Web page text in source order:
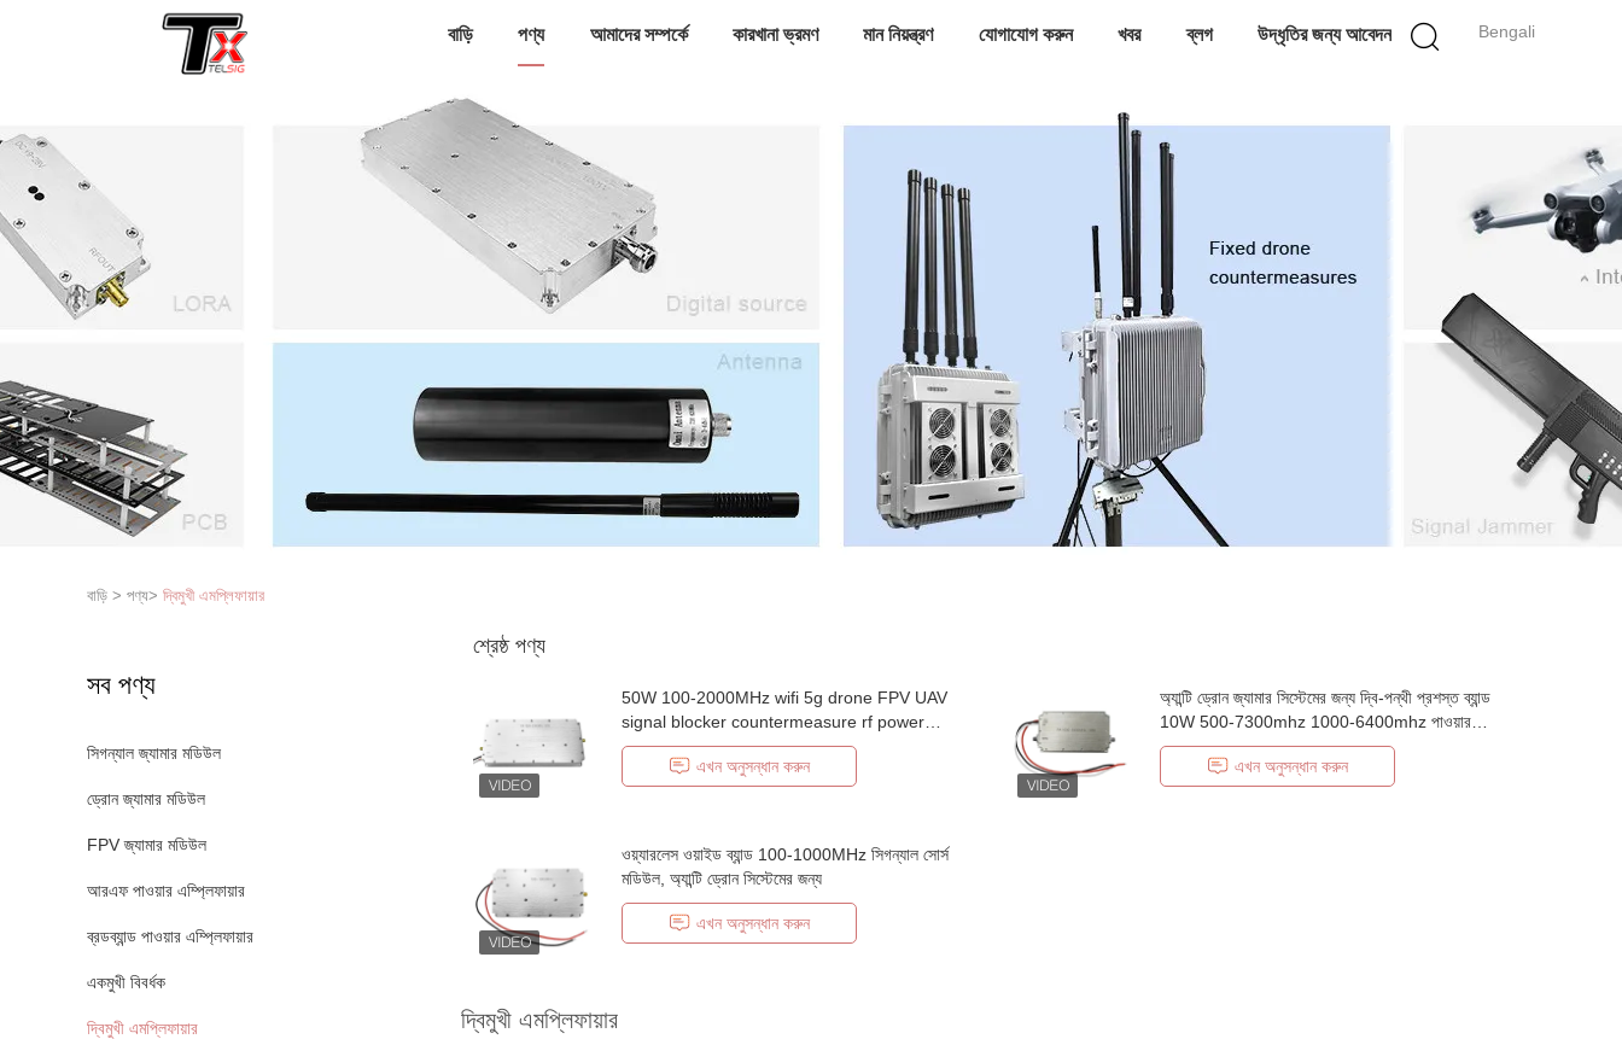
Bengali
বাড়ি পণ্য আমাদের সম্পর্কে কারখানা ভ্রমণ মান নিয়ন্ত্রণ যোগাযোগ করুন খবর ব্লগ উদ্ধৃতির জন্য আবেদন
বাড়ি > পণ্য> দ্বিমুখী এমপ্লিফায়ার
সব পণ্য
সিগন্যাল জ্যামার মডিউল
ড্রোন জ্যামার মডিউল
FPV জ্যামার মডিউল
আরএফ পাওয়ার এম্প্লিফায়ার
ব্রডব্যান্ড পাওয়ার এম্প্লিফায়ার
একমুখী বিবর্ধক
দ্বিমুখী এমপ্লিফায়ার
শ্রেষ্ঠ পণ্য
50W 100-2000MHz wifi 5g drone FPV UAV
signal blocker countermeasure rf power
amplifier module
এখন অনুসন্ধান করুন
অ্যান্টি ড্রোন জ্যামার সিস্টেমের জন্য দ্বি-পন্থী প্রশস্ত ব্যান্ড
10W 500-7300mhz 1000-6400mhz পাওয়ার
এম্প্লিফায়ার মডিউল
এখন অনুসন্ধান করুন
ওয়্যারলেস ওয়াইড ব্যান্ড 100-1000MHz সিগন্যাল সোর্স
মডিউল, অ্যান্টি ড্রোন সিস্টেমের জন্য
এখন অনুসন্ধান করুন
দ্বিমুখী এমপ্লিফায়ার